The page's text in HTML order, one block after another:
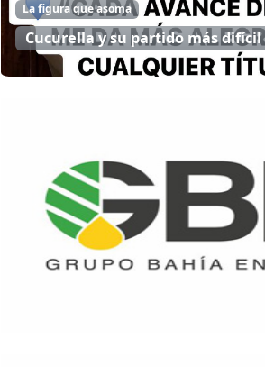
La figura que asoma
Cucurella y su partido más difícil